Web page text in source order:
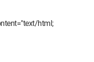
html;